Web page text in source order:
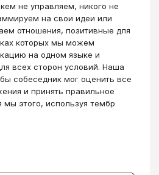
не управляем, никого не
на свои идеи или
отношения, позитивные для
которых мы можем
на одном языке и
всех сторон условий. Наша
собеседник мог оценить все
и принять правильное
этого, используя тембр